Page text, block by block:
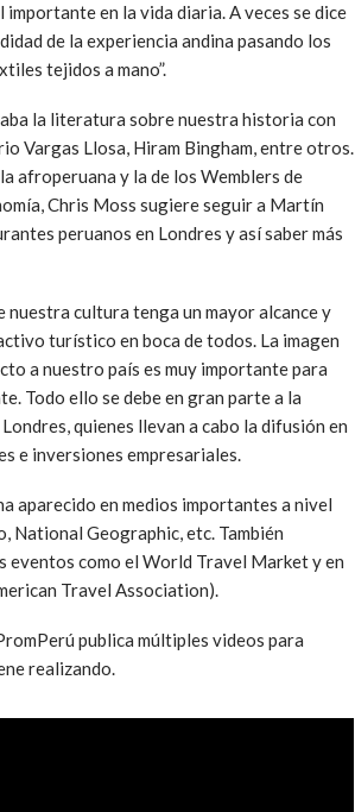
importante en la vida diaria. A veces se dice
de la experiencia andina pasando los
tejidos a mano”.
la literatura sobre nuestra historia con
Vargas Llosa, Hiram Bingham, entre otros.
afroperuana y la de los Wemblers de
Chris Moss sugiere seguir a Martín
peruanos en Londres y así saber más
nuestra cultura tenga un mayor alcance y
turístico en boca de todos. La imagen
a nuestro país es muy importante para
Todo ello se debe en gran parte a la
quienes llevan a cabo la difusión en
e inversiones empresariales.
aparecido en medios importantes a nivel
National Geographic, etc. También
eventos como el World Travel Market y en
Travel Association).
publica múltiples videos para
realizando.